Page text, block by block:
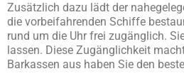
Zusätzlich dazu lädt der
die vorbeifahrenden Schiffe
rund um die Uhr frei zugänglich.
lassen. Diese Zugänglichkeit
Barkassen aus haben Sie den